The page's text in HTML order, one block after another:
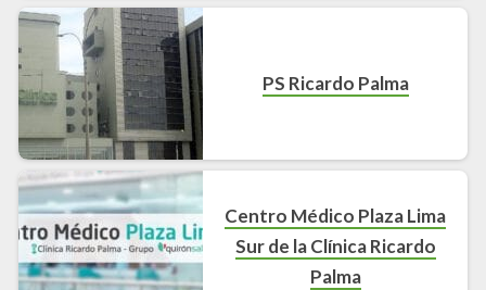
PS Ricardo Palma
Centro Médico Plaza Lima
Sur de la Clínica Ricardo
Palma